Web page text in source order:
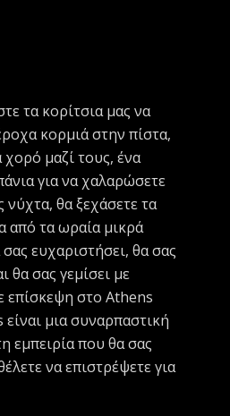
τα κορίτσια μας να
κορμιά στην πίστα,
μαζί τους, ένα
για να χαλαρώσετε
νύχτα, θα ξεχάσετε τα
από τα ωραία μικρά
ευχαριστήσει, θα σας
θα σας γεμίσει με
επίσκεψη στο Athens
μια συναρπαστική
εμπειρία που θα σας
να επιστρέψετε για